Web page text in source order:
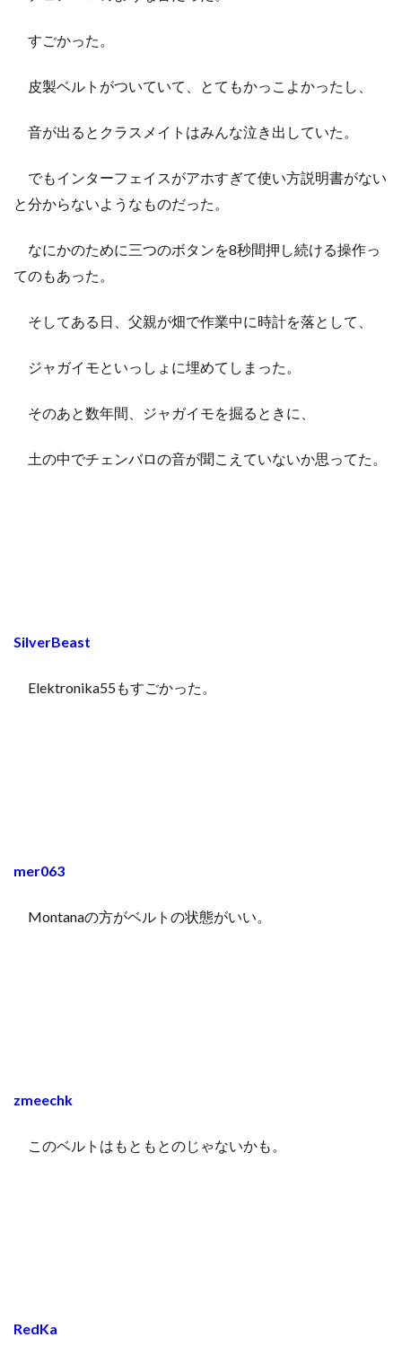
すごかった。
皮製ベルトがついていて、とてもかっこよかったし、
音が出るとクラスメイトはみんな泣き出していた。
でもインターフェイスがアホすぎて使い方説明書がない
と分からないようなものだった。
なにかのために三つのボタンを8秒間押し続ける操作っ
てのもあった。
そしてある日、父親が畑で作業中に時計を落として、
ジャガイモといっしょに埋めてしまった。
そのあと数年間、ジャガイモを掘るときに、
土の中でチェンバロの音が聞こえていないか思ってた。
SilverBeast
Elektronika55もすごかった。
mer063
Montanaの方がベルトの状態がいい。
zmeechk
このベルトはもともとのじゃないかも。
RedKa